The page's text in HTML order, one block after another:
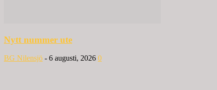
Nytt nummer ute
BG Nilensjö - 6 augusti, 2026 0